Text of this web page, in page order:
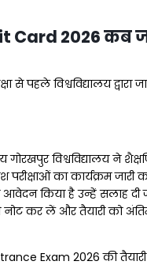
Card 2026 कब
से पहले विश्वविद्यालय द्वारा
गोरखपुर विश्वविद्यालय ने
का कार्यक्रम जारी
आवेदन किया है उन्हें सलाह दी
नोट कर लें और तैयारी को
Exam 2026 की